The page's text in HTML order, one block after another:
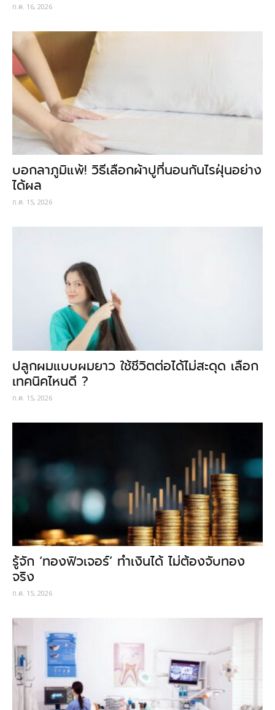
ก.ค. 16, 2026
บอกลาภูมิแพ้! วิธีเลือกผ้าปูที่นอนกันไรฝุ่นอย่าง
ได้ผล
ก.ค. 15, 2026
ปลูกผมแบบผมยาว ใช้ชีวิตต่อได้ไม่สะดุด เลือก
เทคนิคไหนดี ?
ก.ค. 15, 2026
รู้จัก ‘ทองฟิวเจอร์’ ทำเงินได้ ไม่ต้องจับทอง
จริง
ก.ค. 15, 2026